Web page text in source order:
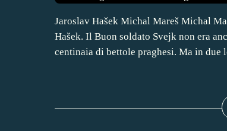
Jaroslav Hašek Michal Mareš Michal
Hašek. Il Buon soldato Svejk non era
centinaia di bettole praghesi. Ma in due